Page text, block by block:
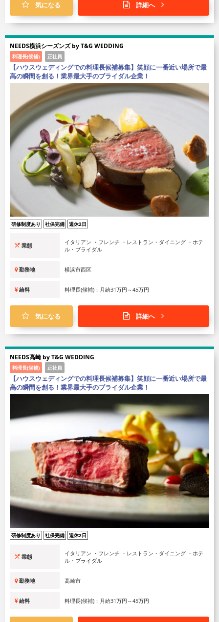
気になる 詳細へ
NEEDS横浜シーズンズ by T&G WEDDING
料理長(候補) 正社員
【ハウスウェディングでの料理長候補募集】笑顔に一番近い場所で最
高の瞬間を創る！業界最大手のブライダル企業！
研修制度あり 社保完備 週休2日
業態
イタリアン ・フレンチ ・レストラン・ダイニング ・ホテ
ル・ブライダル
勤務地 横浜市西区
給料 料理長(候補)：月給31万円～45万円
気になる 詳細へ
NEEDS高崎 by T&G WEDDING
料理長(候補) 正社員
【ハウスウェディングでの料理長候補募集】笑顔に一番近い場所で最
高の瞬間を創る！業界最大手のブライダル企業！
研修制度あり 社保完備 週休2日
業態
イタリアン ・フレンチ ・レストラン・ダイニング ・ホテ
ル・ブライダル
勤務地 高崎市
給料 料理長(候補)：月給31万円～45万円